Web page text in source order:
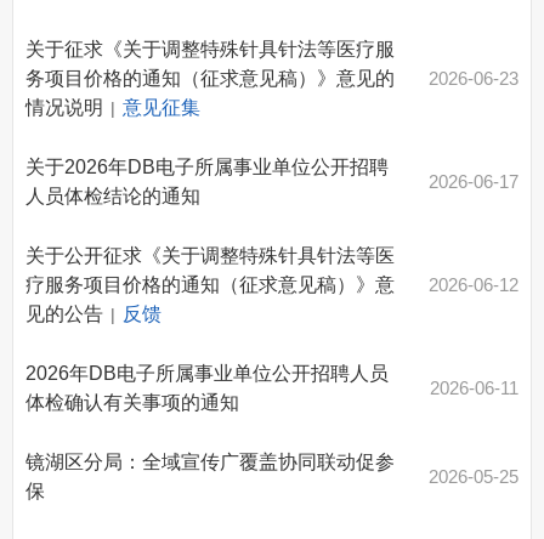
关于征求《关于调整特殊针具针法等医疗服
务项目价格的通知（征求意见稿）》意见的
情况说明 | 意见征集
2026-06-23
关于2026年DB电子所属事业单位公开招聘
人员体检结论的通知
2026-06-17
关于公开征求《关于调整特殊针具针法等医
疗服务项目价格的通知（征求意见稿）》意
见的公告 | 反馈
2026-06-12
2026年DB电子所属事业单位公开招聘人员
体检确认有关事项的通知
2026-06-11
镜湖区分局：全域宣传广覆盖协同联动促参
保
2026-05-25